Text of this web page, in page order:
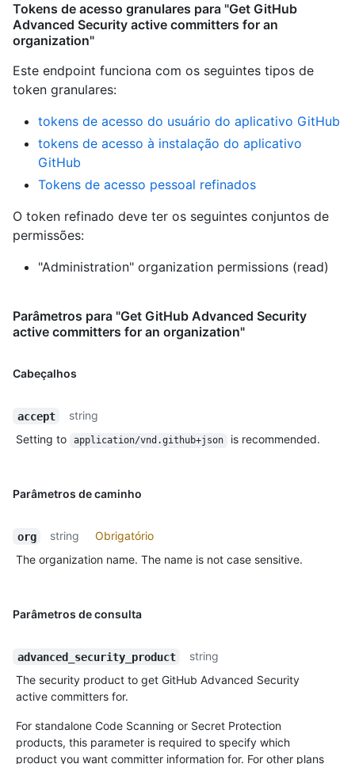
Tokens de acesso granulares para "Get GitHub
Advanced Security active committers for an
organization"
Este endpoint funciona com os seguintes tipos de
token granulares:
tokens de acesso do usuário do aplicativo GitHub
tokens de acesso à instalação do aplicativo
GitHub
Tokens de acesso pessoal refinados
O token refinado deve ter os seguintes conjuntos de
permissões:
"Administration" organization permissions (read)
Parâmetros para "Get GitHub Advanced Security
active committers for an organization"
Cabeçalhos
accept
string
Setting to
application/vnd.github+json is recommended.
Parâmetros de caminho
org string
Obrigatório
The organization name. The name is not case sensitive.
Parâmetros de consulta
advanced_security_product
string
The security product to get GitHub Advanced Security
active committers for.
For standalone Code Scanning or Secret Protection
products, this parameter is required to specify which
product you want committer information for. For other plans